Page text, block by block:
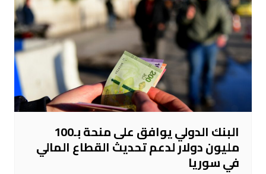
البنك الدولي يوافق على منحة بـ100
مليون دولار لدعم تحديث القطاع المالي
في سوريا